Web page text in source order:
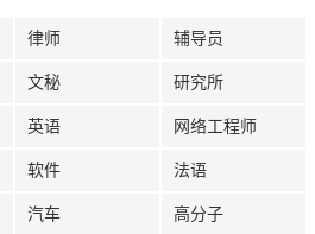
律师 辅导员
文秘 研究所
英语 网络工程师
软件 法语
汽车 高分子